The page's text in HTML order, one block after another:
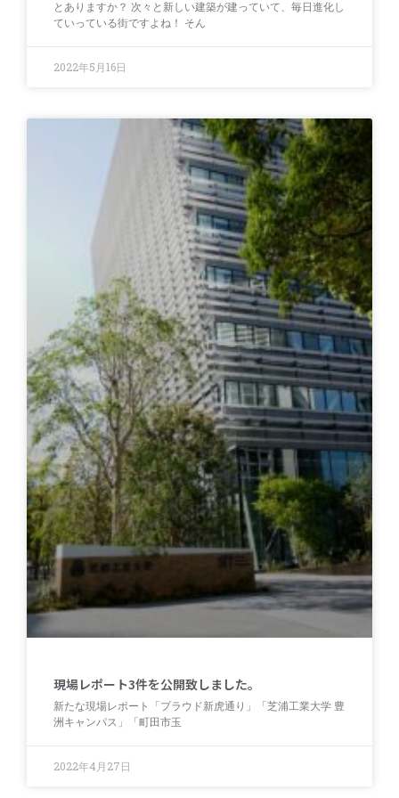
とありますか？ 次々と新しい建築が建っていて、毎日進化し
ていっている街ですよね！ そん
2022年5月16日
現場レポート3件を公開致しました。
新たな現場レポート「プラウド新虎通り」「芝浦工業大学 豊
洲キャンパス」「町田市玉
2022年4月27日